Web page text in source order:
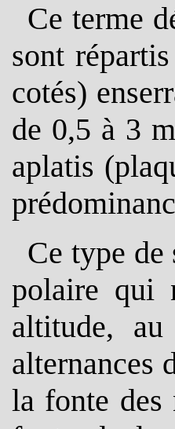
Ce terme
sont
cotés)
de 0,5 à 3
aplatis
Ce type de
polaire qui
altitude,
alternances
la fonte des